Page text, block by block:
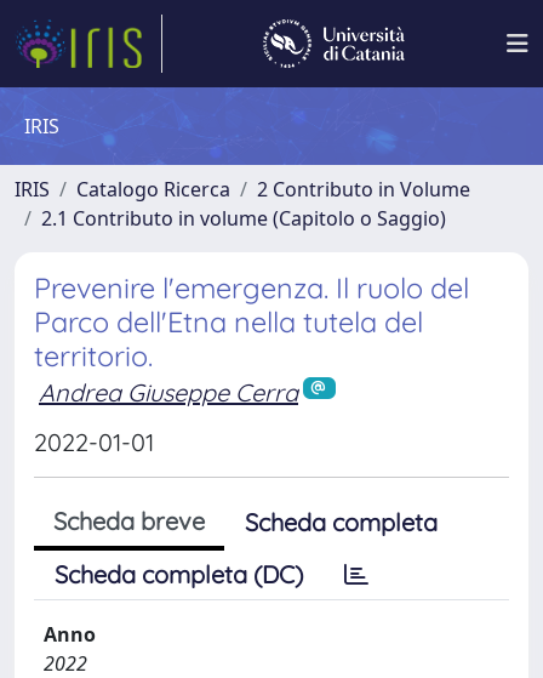
IRIS
IRIS Catalogo Ricerca
2 Contributo in Volume
2.1 Contributo in volume (Capitolo o Saggio)
Prevenire l'emergenza. Il ruolo del
Parco dell'Etna nella tutela del
territorio.
Andrea Giuseppe Cerra
2022-01-01
Scheda breve
Scheda completa
Scheda completa (DC)
Anno
2022